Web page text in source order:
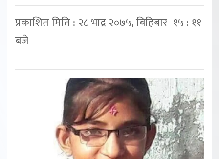
प्रकाशित मिति : २८ भाद्र २०७५, बिहिबार १५ : ११
बजे